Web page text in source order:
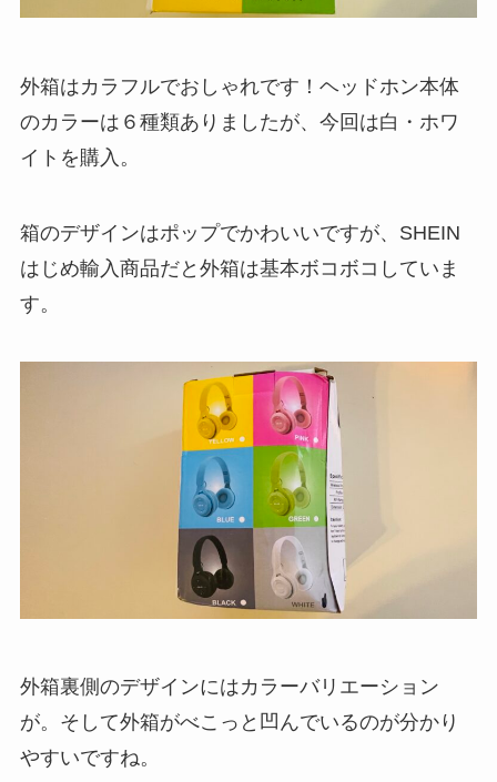
外箱はカラフルでおしゃれです！ヘッドホン本体
のカラーは６種類ありましたが、今回は白・ホワ
イトを購入。
箱のデザインはポップでかわいいですが、SHEIN
はじめ輸入商品だと外箱は基本ボコボコしていま
す。
外箱裏側のデザインにはカラーバリエーション
が。そして外箱がべこっと凹んでいるのが分かり
やすいですね。